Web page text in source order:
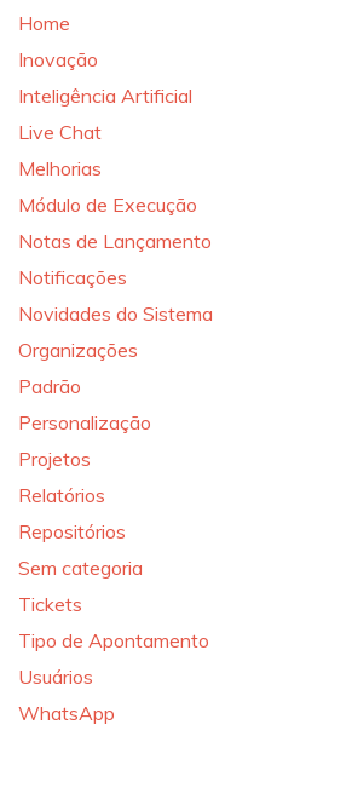
Home
Inovação
Inteligência Artificial
Live Chat
Melhorias
Módulo de Execução
Notas de Lançamento
Notificações
Novidades do Sistema
Organizações
Padrão
Personalização
Projetos
Relatórios
Repositórios
Sem categoria
Tickets
Tipo de Apontamento
Usuários
WhatsApp